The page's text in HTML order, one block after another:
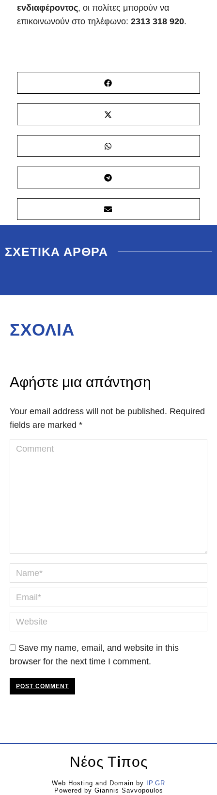
ενδιαφέροντος, οι πολίτες μπορούν να
επικοινωνούν στο τηλέφωνο: 2313 318 920.
ΣΧΕΤΙΚΑ ΑΡΘΡΑ
ΣΧΟΛΙΑ
Αφήστε μια απάντηση
Your email address will not be published. Required
fields are marked *
Comment
Name *
Email *
Website
Save my name, email, and website in this
browser for the next time I comment.
POST COMMENT
Νέος Τiπος
Web Hosting and Domain by
IP.GR
Powered by Giannis Savvopoulos